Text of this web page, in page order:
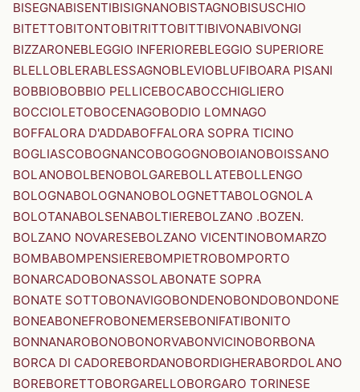
BISEGNABISENTIBISIGNANOBISTAGNOBISUSCHIO
BITETTOBITONTOBITRITTOBITTIBIVONABIVONGI
BIZZARONEBLEGGIO INFERIOREBLEGGIO SUPERIORE
BLELLOBLERABLESSAGNOBLEVIOBLUFIBOARA PISANI
BOBBIOBOBBIO PELLICEBOCABOCCHIGLIERO
BOCCIOLETOBOCENAGOBODIO LOMNAGO
BOFFALORA D'ADDABOFFALORA SOPRA TICINO
BOGLIASCOBOGNANCOBOGOGNOBOIANOBOISSANO
BOLANOBOLBENOBOLGAREBOLLATEBOLLENGO
BOLOGNABOLOGNANOBOLOGNETTABOLOGNOLA
BOLOTANABOLSENABOLTIEREBOLZANO .BOZEN.
BOLZANO NOVARESEBOLZANO VICENTINOBOMARZO
BOMBABOMPENSIEREBOMPIETROBOMPORTO
BONARCADOBONASSOLABONATE SOPRA
BONATE SOTTOBONAVIGOBONDENOBONDOBONDONE
BONEABONEFROBONEMERSEBONIFATIBONITO
BONNANAROBONOBONORVABONVICINOBORBONA
BORCA DI CADOREBORDANOBORDIGHERABORDOLANO
BOREBORETTOBORGARELLOBORGARO TORINESE